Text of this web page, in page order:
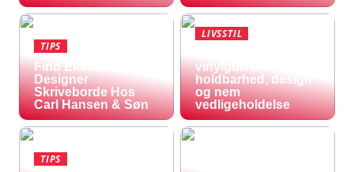
TIPS
Find Eksklusive
Designer
Skriveborde Hos
Carl Hansen & Søn
LIVSSTIL
vinylgulve:
holdbarhed, design
og nem
vedligeholdelse
TIPS